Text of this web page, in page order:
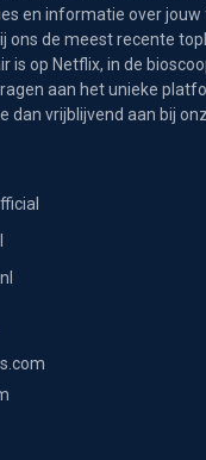
en informatie over jouw
ons de meest recente
is op Netflix, in de
aan het unieke
dan vrijblijvend aan bij